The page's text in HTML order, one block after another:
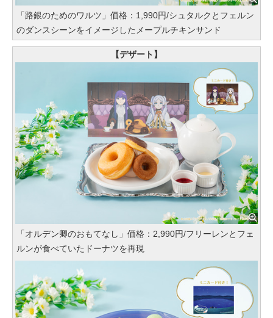
「路銀のためのワルツ」価格：1,990円/シュタルクとフェルン
のダンスシーンをイメージしたメープルチキンサンド
【デザート】
「オルデン卿のおもてなし」価格：2,990円/フリーレンとフェ
ルンが食べていたドーナツを再現